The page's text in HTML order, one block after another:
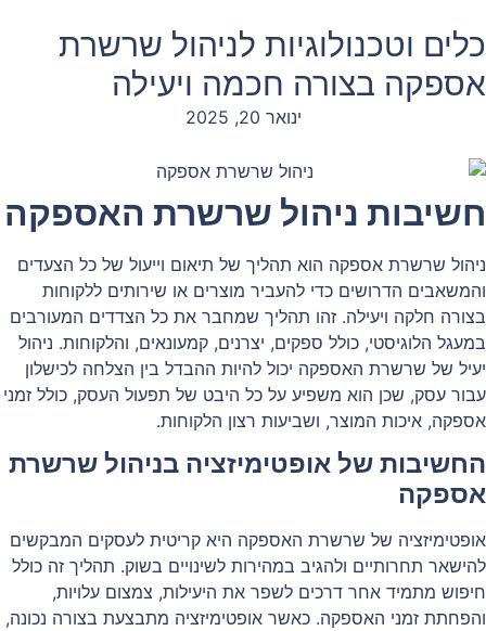
כלים וטכנולוגיות לניהול שרשרת
אספקה בצורה חכמה ויעילה
ינואר 20, 2025
חשיבות ניהול שרשרת האספקה
ניהול שרשרת אספקה הוא תהליך של תיאום וייעול של כל הצעדים
והמשאבים הדרושים כדי להעביר מוצרים או שירותים ללקוחות
בצורה חלקה ויעילה. זהו תהליך שמחבר את כל הצדדים המעורבים
במעגל הלוגיסטי, כולל ספקים, יצרנים, קמעונאים, והלקוחות. ניהול
יעיל של שרשרת האספקה יכול להיות ההבדל בין הצלחה לכישלון
עבור עסק, שכן הוא משפיע על כל היבט של תפעול העסק, כולל זמני
אספקה, איכות המוצר, ושביעות רצון הלקוחות.
החשיבות של אופטימיזציה בניהול שרשרת
אספקה
אופטימיזציה של שרשרת האספקה היא קריטית לעסקים המבקשים
להישאר תחרותיים ולהגיב במהירות לשינויים בשוק. תהליך זה כולל
חיפוש מתמיד אחר דרכים לשפר את היעילות, צמצום עלויות,
והפחתת זמני האספקה. כאשר אופטימיזציה מתבצעת בצורה נכונה,